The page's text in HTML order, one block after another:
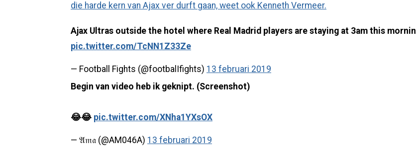
die harde kern van Ajax ver durft gaan, weet ook Kenneth Vermeer.
Ajax Ultras outside the hotel where Real Madrid players are staying at 3am this
pic.twitter.com/TcNN1Z33Ze
— Football Fights (@footbalIfights) 13 februari 2019
Begin van video heb ik geknipt. (Screenshot)
😂😂 pic.twitter.com/XNha1YXsOX
— 𝔄𝔪𝔞 (@AM046A) 13 februari 2019